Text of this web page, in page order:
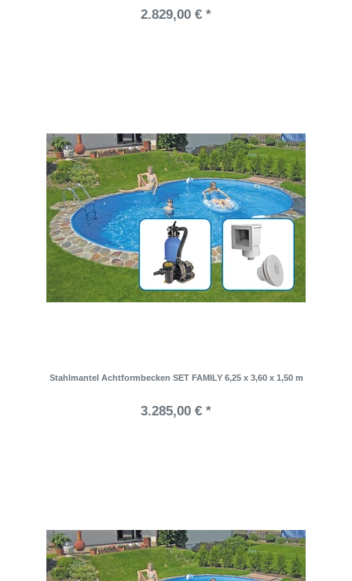
2.829,00 € *
Stahlmantel Achtformbecken SET FAMILY 6,25 x 3,60 x 1,50 m
3.285,00 € *